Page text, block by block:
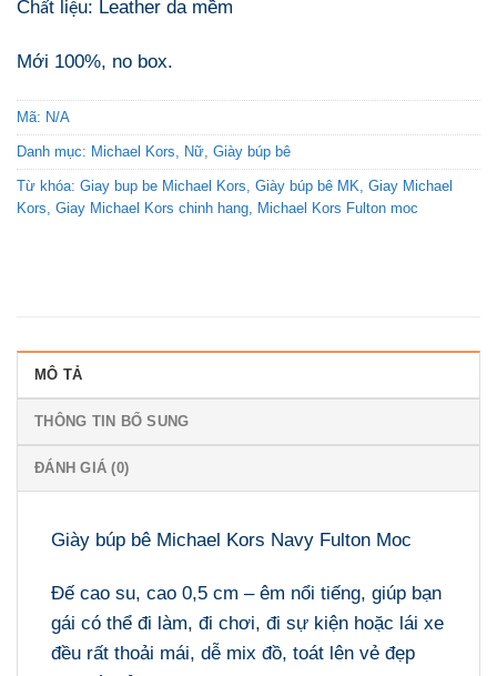
Chất liệu: Leather da mềm
Mới 100%, no box.
Mã: N/A
Danh mục: Michael Kors Nữ Giày búp bê
Từ khóa: Giay bup be Michael Kors Giày búp bê MK Giay Michael
Kors Giay Michael Kors chinh hang Michael Kors Fulton moc
MÔ TẢ
THÔNG TIN BỔ SUNG
ĐÁNH GIÁ (0)
Giày búp bê Michael Kors Navy Fulton Moc
Đế cao su, cao 0,5 cm – êm nổi tiếng, giúp bạn
gái có thể đi làm, đi chơi, đi sự kiện hoặc lái xe
đều rất thoải mái, dễ mix đồ, toát lên vẻ đẹp